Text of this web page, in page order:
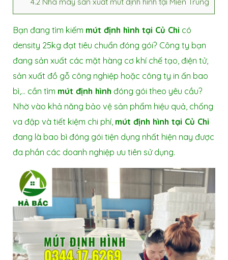
Bạn đang tìm kiếm mút định hình tại Củ Chi có
density 25kg đạt tiêu chuẩn đóng gói? Công ty bạn
đang sản xuất các mặt hàng cơ khí chế tạo, điện tử,
sản xuất đồ gỗ công nghiệp hoặc công ty in ấn bao
bì,… cần tìm mút định hình đóng gói theo yêu cầu?
Nhờ vào khả năng bảo vệ sản phẩm hiệu quả, chống
va đập và tiết kiệm chi phí, mút định hình tại Củ Chi
đang là bao bì đóng gói tiện dụng nhất hiện nay được
đa phần các doanh nghiệp ưu tiên sử dụng.